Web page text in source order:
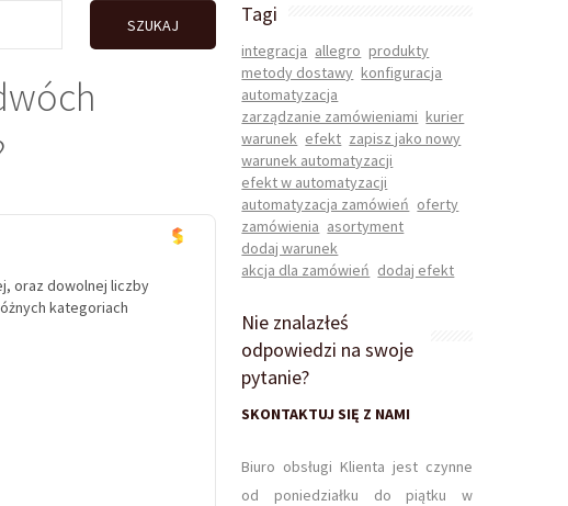
SZUKAJ
oraz dowolnej liczby
kategoriach
Tagi
integracja allegro produkty
metody dostawy konfiguracja
automatyzacja
zarządzanie zamówieniami kurier
warunek efekt zapisz jako nowy
warunek automatyzacji
efekt w automatyzacji
automatyzacja zamówień oferty
zamówienia asortyment
dodaj warunek
akcja dla zamówień dodaj efekt
Nie znalazłeś
odpowiedzi na swoje
pytanie?
SKONTAKTUJ SIĘ Z NAMI
Biuro obsługi Klienta jest czynne
od poniedziałku do piątku w